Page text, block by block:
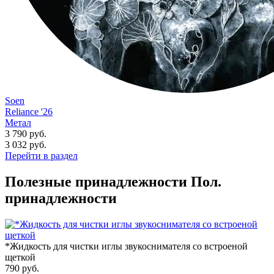
Soen
Reliance '26
Метал
3 790 руб.
3 032 руб.
Перейти в раздел
Полезные принадлежности Пол.
принадлежности
*Жидкость для чистки иглы звукоснимателя со встроеной
щеткой
790 руб.